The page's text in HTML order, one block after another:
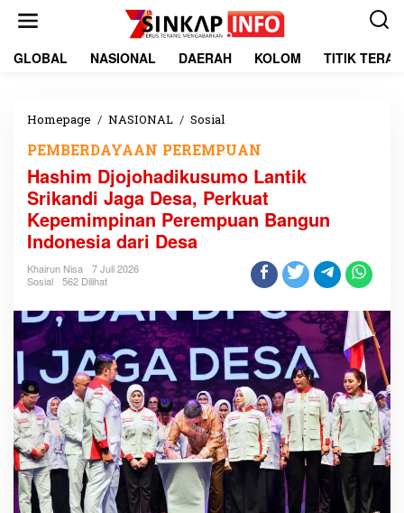
GLOBAL NASIONAL DAERAH KOLOM TITIK
Homepage / NASIONAL / Sosial
s
h
i
m
D
a
d
i
k
u
s
u
m
o
L
a
PEMBERDAYAAN PEREMPUAN
Hashim Djojohadikusumo Lantik
Srikandi Jaga Desa, Perkuat
Kepemimpinan Perempuan Bangun
Indonesia dari Desa
Khairun Nisa
7 Juli 2026
Sosial
562 Dilihat